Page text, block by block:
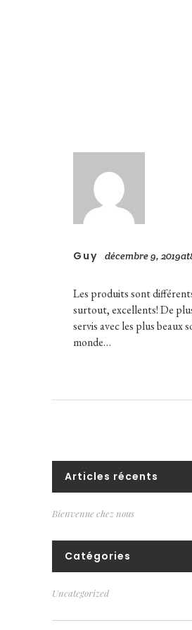
Guy décembre 9,
Les produits sont
surtout, excellents! De
servis avec les plus beaux
monde…
Articles récents
Bienvenue chez nous
Catégories
Uncategorized